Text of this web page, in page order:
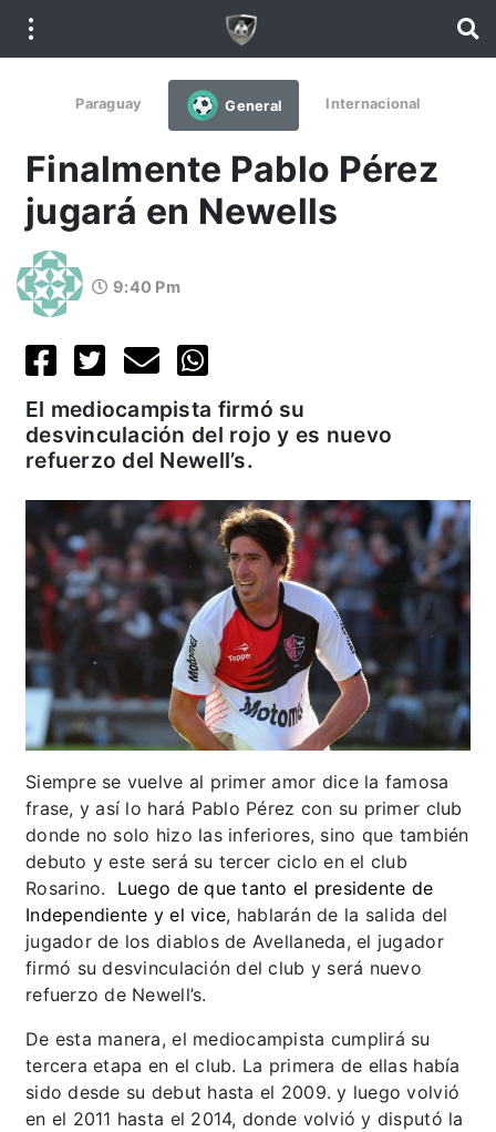
Paraguay General Internacional
Finalmente Pablo Pérez
jugará en Newells
9:40 Pm
El mediocampista firmó su
desvinculación del rojo y es nuevo
refuerzo del Newell’s.
Siempre se vuelve al primer amor dice la famosa
frase, y así lo hará Pablo Pérez con su primer club
donde no solo hizo las inferiores, sino que también
debuto y este será su tercer ciclo en el club
Rosarino. Luego de que tanto el presidente de
Independiente y el vice, hablarán de la salida del
jugador de los diablos de Avellaneda, el jugador
firmó su desvinculación del club y será nuevo
refuerzo de Newell’s.
De esta manera, el mediocampista cumplirá su
tercera etapa en el club. La primera de ellas había
sido desde su debut hasta el 2009. y luego volvió
en el 2011 hasta el 2014, donde volvió y disputó la